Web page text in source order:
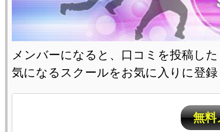
メンバーになると、口コミを投稿し
気になるスクールをお気に入りに登
無料